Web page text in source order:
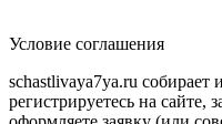
Условие соглашения
schastlivaya7ya.ru
регистрируетесь на сайте,